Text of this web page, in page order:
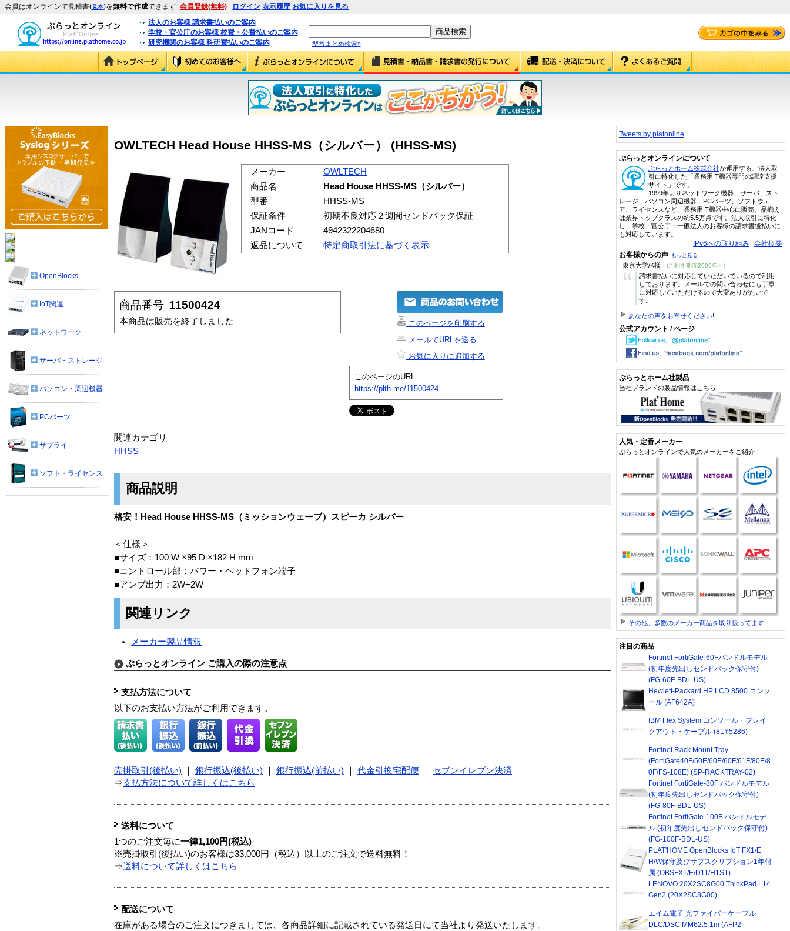
会員はオンラインで見積書(見本)を無料で作成できます 会員登録(無料) ログイン 表示履歴 お気に入りを見る
法人のお客様 請求書払いのご案内
学校・官公庁のお客様 校費・公費払いのご案内
研究機関のお客様 科研費払いのご案内
型番まとめ検索»
OWLTECH Head House HHSS-MS（シルバー） (HHSS-MS)
メーカー
OWLTECH
商品名
Head House HHSS-MS（シルバー）
型番
HHSS-MS
保証条件
初期不良対応２週間センドバック保証
JANコード
4942322204680
返品について
特定商取引法に基づく表示
商品番号 11500424
本商品は販売を終了しました
このページを印刷する
メールでURLを送る
お気に入りに追加する
このページのURL
https://plth.me/11500424
関連カテゴリ
HHSS
商品説明
格安！Head House HHSS-MS（ミッションウェーブ）スピーカ シルバー
＜仕様＞
■サイズ：100 W ×95 D ×182 H mm
■コントロール部：パワー・ヘッドフォン端子
■アンプ出力：2W+2W
関連リンク
メーカー製品情報
ぷらっとオンライン ご購入の際の注意点
支払方法について
以下のお支払い方法がご利用できます。
売掛取引(後払い) 銀行振込(後払い) 銀行振込(前払い) 代金引換宅配便
セブンイレブン決済
⇒支払方法について詳しくはこちら
送料について
1つのご注文毎に一律1,100円(税込)
※売掛取引(後払い)のお客様は33,000円（税込）以上のご注文で送料無料！
⇒送料について詳しくはこちら
配送について
在庫がある場合のご注文につきましては、各商品詳細に記載されている発送日にて当社より発送いたします。
OpenBlocks
IoT関連
ネットワーク
サーバ・ストレージ
パソコン・周辺機器
PCパーツ
サプライ
ソフト・ライセンス
Tweets by platonline
ぷらっとオンラインについて
ぷらっとホーム株式会社が運用する、法人取
引に特化した「業務用IT機器専門の調達支援
サイト」です。
1999年よりネットワーク機器、サーバ、スト
レージ、パソコン周辺機器、PCパーツ、ソフトウェ
ア、ライセンスなど、業務用IT機器中心に販売。品揃え
は業界トップクラスの約5.5万点です。法人取引に特化
し、学校・官公庁・一般法人のお客様の請求書後払いに
も対応しています。
IPv6への取り組み 会社概要
お客様からの声 もっと見る
東京大学/K様 (ご利用期間2009年～)
“
請求書払いに対応していただいているので利用
しております。メールでの問い合わせにも丁寧
に対応していただけるので大変ありがたいで
す。
あなたの声をお寄せください!
公式アカウント / ページ
ぷらっとホーム社製品
当社ブランドの製品情報はこちら
人気・定番メーカー
ぷらっとオンラインで人気のメーカーをご紹介！
その他、多数のメーカー商品を取り扱ってます
注目の商品
Fortinet FortiGate-60Fバンドルモデル
(初年度先出しセンドバック保守付)
(FG-60F-BDL-US)
Hewlett-Packard HP LCD 8500 コンソ
ール (AF642A)
IBM Flex System コンソール・ブレイ
クアウト・ケーブル (81Y5286)
Fortinet Rack Mount Tray
(FortiGate40F/50E/60E/60F/61F/80E/8
0F/FS-108E) (SP-RACKTRAY-02)
Fortinet FortiGate-80F バンドルモデル
(初年度先出しセンドバック保守付)
(FG-80F-BDL-US)
Fortinet FortiGate-100F バンドルモデ
ル (初年度先出しセンドバック保守付)
(FG-100F-BDL-US)
PLAT'HOME OpenBlocks IoT FX1/E
H/W保守及びサブスクリプション1年付
属 (OBSFX1/E/D11/H1S1)
LENOVO 20X2SC8G00 ThinkPad L14
Gen2 (20X2SC8G00)
エイム電子 光ファイバーケーブル
DLC/DSC MM62.5 1m (AFP2-